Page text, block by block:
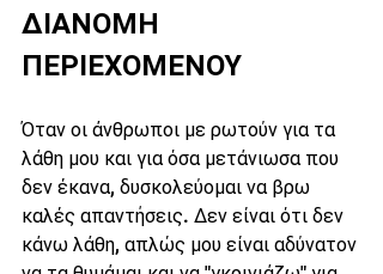
ΔΙΑΝΟΜΗ
ΠΕΡΙΕΧΟΜΕΝΟΥ
Όταν οι άνθρωποι με ρωτούν για τα
λάθη μου και για όσα μετάνιωσα που
δεν έκανα, δυσκολεύομαι να βρω
καλές απαντήσεις. Δεν είναι ότι δεν
κάνω λάθη, απλώς μου είναι αδύνατον